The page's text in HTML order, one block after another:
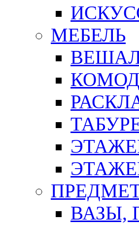
МЕБЕЛЬ
ВАЗЫ,